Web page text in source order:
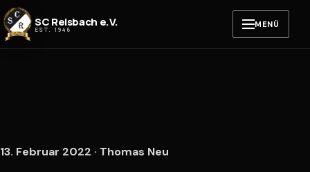
Zum Inhalt springen
SC Reisbach e.V.
EST. 1946 MENÜ
13. Februar 2022 · Thomas Neu